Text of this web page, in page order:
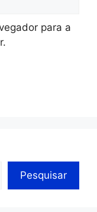
para a
Pesquisar